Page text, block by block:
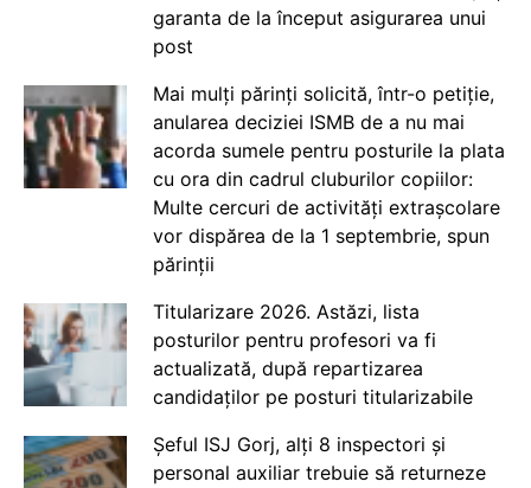
garanta de la început asigurarea unui
post
Mai mulți părinți solicită, într-o petiție,
anularea deciziei ISMB de a nu mai
acorda sumele pentru posturile la plata
cu ora din cadrul cluburilor copiilor:
Multe cercuri de activități extrașcolare
vor dispărea de la 1 septembrie, spun
părinții
Titularizare 2026. Astăzi, lista
posturilor pentru profesori va fi
actualizată, după repartizarea
candidaților pe posturi titularizabile
Șeful ISJ Gorj, alți 8 inspectori și
personal auxiliar trebuie să returneze